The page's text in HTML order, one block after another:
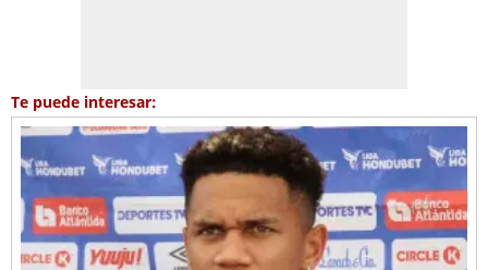
Te puede interesar: